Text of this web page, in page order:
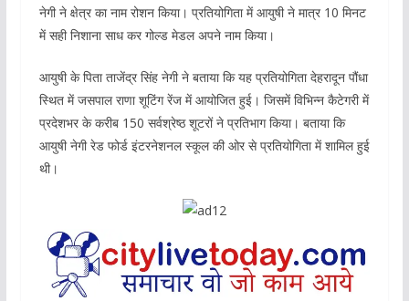
नेगी ने क्षेत्र का नाम रोशन किया। प्रतियोगिता में आयुषी ने मात्र 10 मिनट
में सही निशाना साध कर गोल्ड मेडल अपने नाम किया।
आयुषी के पिता ताजेंद्र सिंह नेगी ने बताया कि यह प्रतियोगिता देहरादून पौंधा
स्थित में जसपाल राणा शूटिंग रेंज में आयोजित हुई। जिसमें विभिन्न कैटेगरी में
प्रदेशभर के करीब 150 सर्वश्रेष्ठ शूटरों ने प्रतिभाग किया। बताया कि
आयुषी नेगी रेड फोर्ड इंटरनेशनल स्कूल की ओर से प्रतियोगिता में शामिल हुई
थी।